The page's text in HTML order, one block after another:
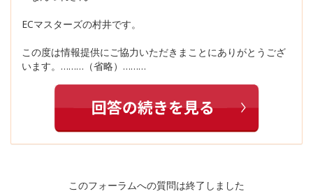
ECマスターズの村井です。
この度は情報提供にご協力いただきまことにありがとうござ
います。………（省略）………
このフォーラムへの質問は終了しました